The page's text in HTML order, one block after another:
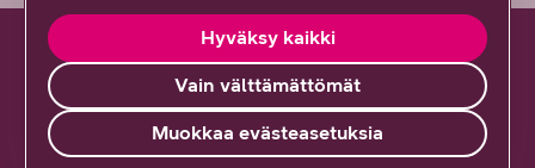
Hallinnoi palveluitasi
Vain välttämättömät
Hyväksy kaikki
Muokkaa evästeasetuksia